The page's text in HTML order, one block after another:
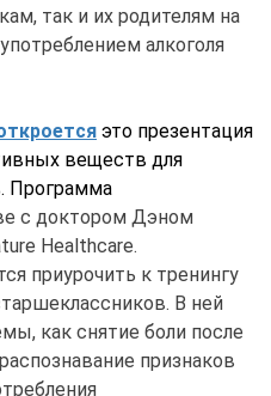
так и их родителям на
алкоголя
это презентация
веществ для
Программа
с доктором Дэном
Healthcare.
приурочить к тренингу
В ней
как снятие боли после
признаков